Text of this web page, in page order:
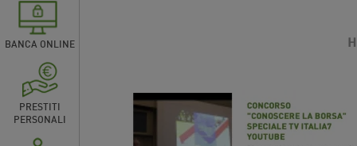
BANCA ONLINE
PRESTITI
PERSONALI